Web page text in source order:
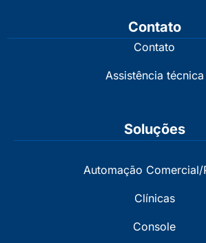
Contato
Contato
Assistência técnica
Soluções
Automação Comercial/
Clínicas
Console